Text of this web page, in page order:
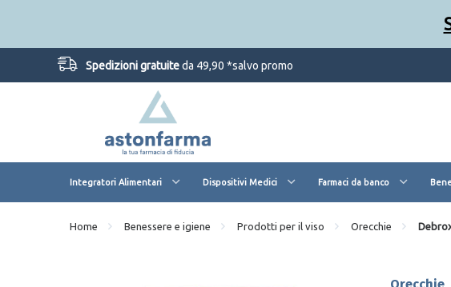
Spedizioni gratuiteda 49,90 *salvo promo
Integratori Alimentari Dispositivi Medici Farmaci da banco
Home Benessere e igiene Prodotti per il viso Orecchie